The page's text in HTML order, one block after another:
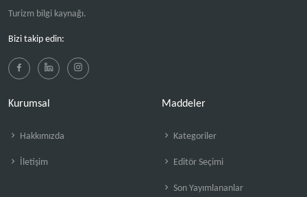
Turizm bilgi kaynağı.
Bizi takip edin:
Kurumsal
Hakkımızda
İletişim
Maddeler
Kategoriler
Editör Seçimi
Son Yayımlananlar